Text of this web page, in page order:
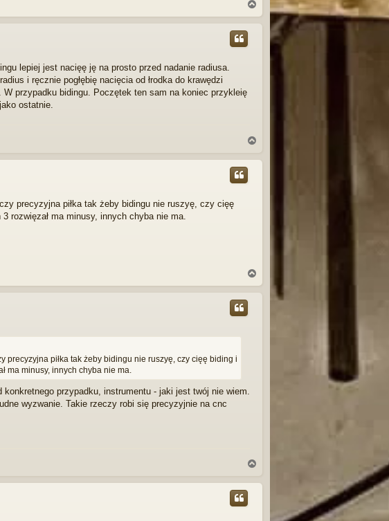
a
g
lepiej jest nacięę ję na prosto przed nadanie radiusa.
i ręcznie pogłębię nacięcia od łrodka do krawędzi
przypadku bidingu. Poczętek ten sam na koniec przykleię
ostatnie.
g
precyzyjna piłka tak żeby bidingu nie ruszyę, czy cięę
rozwięzał ma minusy, innych chyba nie ma.
a
g
precyzyjna piłka tak żeby bidingu nie ruszyę, czy cięę biding i
ma minusy, innych chyba nie ma.
przypadku, instrumentu - jaki jest twój nie wiem.
wyzwanie. Takie rzeczy robi się precyzyjnie na cnc
g